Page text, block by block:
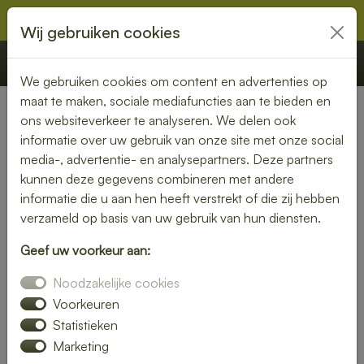
€ 0,00 Offerte Bestellen
Nederland» Kerkdriel
Lunch laten bezorgen in
Kerkdriel – gezond, vers en
gemakkelijk
in Kerkdriel en geniet van verse gerechten op jouw
gewenste locatie. Van kleurrijke salades tot knapperige
broodjes – wij bezorgen jouw lunch vers en op tijd.
Plaats eenvoudig je bestelling online en laat je verrassen
Wij gebruiken cookies
We gebruiken cookies om content en advertenties op
maat te maken, sociale mediafuncties aan te bieden en
ons websiteverkeer te analyseren. We delen ook
informatie over uw gebruik van onze site met onze social
media-, advertentie- en analysepartners. Deze partners
kunnen deze gegevens combineren met andere
informatie die u aan hen heeft verstrekt of die zij hebben
verzameld op basis van uw gebruik van hun diensten.
Geef uw voorkeur aan:
Noodzakelijke cookies
Voorkeuren
Statistieken
Marketing